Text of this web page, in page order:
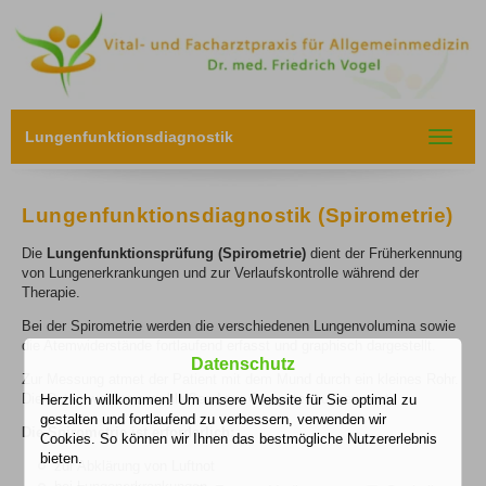
Lungenfunktionsdiagnostik
Toggle
Lungenfunktionsdiagnostik (Spirometrie)
Die Lungenfunktionsprüfung (Spirometrie) dient der Früherkennung
von Lungenerkrankungen und zur Verlaufskontrolle während der
Therapie.
Bei der Spirometrie werden die verschiedenen Lungenvolumina sowie
die Atemwiderstände fortlaufend erfasst und graphisch dargestellt.
Zur Messung atmet der Patient mit dem Mund durch ein kleines Rohr.
Die Daten werden anschließend per Computer ausgewertet.
Die Spirometrie ist erforderlich:
zur Abklärung von Luftnot
Datenschutz
Herzlich willkommen! Um unsere Website für Sie optimal zu
gestalten und fortlaufend zu verbessern, verwenden wir
Cookies. So können wir Ihnen das bestmögliche Nutzererlebnis
bieten.